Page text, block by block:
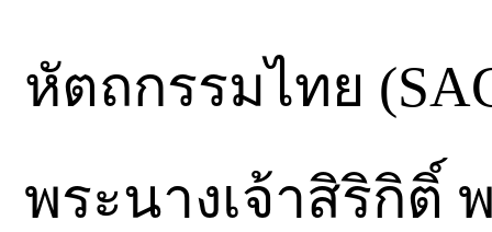
หัตถกรรมไทย
พระนางเจ้าสิริกิติ์